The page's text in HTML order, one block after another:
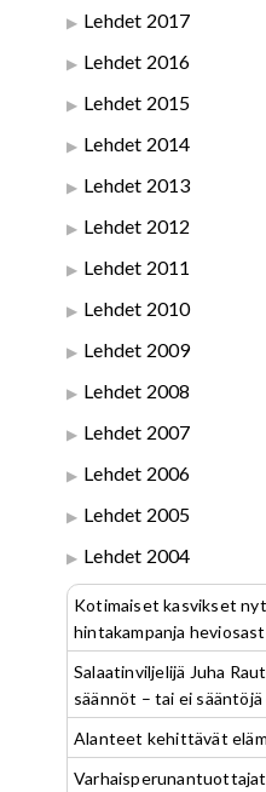
Lehdet 2017
Lehdet 2016
Lehdet 2015
Lehdet 2014
Lehdet 2013
Lehdet 2012
Lehdet 2011
Lehdet 2010
Lehdet 2009
Lehdet 2008
Lehdet 2007
Lehdet 2006
Lehdet 2005
Lehdet 2004
Kotimaiset kasvikset
hintakampanja
Salaatinviljelijä Juha
säännöt – tai ei sääntöjä
Alanteet kehittävät